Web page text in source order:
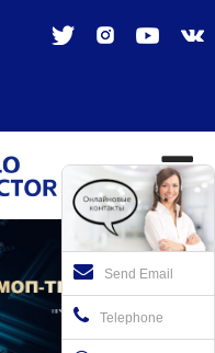
Send Email
Telephone